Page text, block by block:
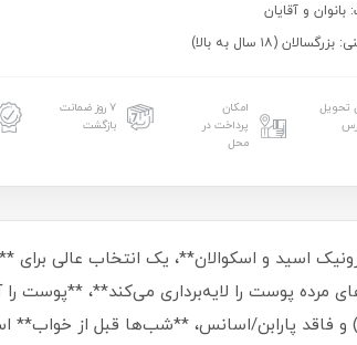
و آقایان
(۱۸ سال به بالا)
تحویل
امکان
پرداخت در
محل
۷ روز ضمانت
بازگشت
هیالورونیک اسید و اسکوالان**، یک انتخاب
مرده پوست را لایه‌برداری می‌کند**، **پوست
پارابن/اسانس، **شب‌ها قبل از خواب**